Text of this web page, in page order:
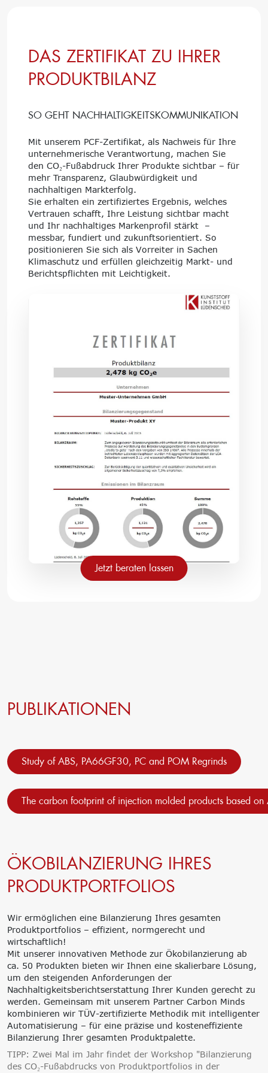
DAS ZERTIFIKAT ZU IHRER
PRODUKTBILANZ
SO GEHT NACHHALTIGKEITSKOMMUNIKATION
Mit unserem PCF-Zertifikat, als Nachweis für Ihre
unternehmerische Verantwortung, machen Sie
den CO₂-Fußabdruck Ihrer Produkte sichtbar – für
mehr Transparenz, Glaubwürdigkeit und
nachhaltigen Markterfolg.
Sie erhalten ein zertifiziertes Ergebnis, welches
Vertrauen schafft, Ihre Leistung sichtbar macht
und Ihr nachhaltiges Markenprofil stärkt –
messbar, fundiert und zukunftsorientiert. So
positionieren Sie sich als Vorreiter in Sachen
Klimaschutz und erfüllen gleichzeitig Markt- und
Berichtspflichten mit Leichtigkeit.
Jetzt beraten lassen
PUBLIKATIONEN
Study of ABS, PA66GF30, PC and POM Regrinds
The carbon footprint of injection molded products based
ÖKOBILANZIERUNG IHRES
PRODUKTPORTFOLIOS
Wir ermöglichen eine Bilanzierung Ihres gesamten
Produktportfolios – effizient, normgerecht und
wirtschaftlich!
Mit unserer innovativen Methode zur Ökobilanzierung ab
ca. 50 Produkten bieten wir Ihnen eine skalierbare Lösung,
um den steigenden Anforderungen der
Nachhaltigkeitsberichtserstattung Ihrer Kunden gerecht zu
werden. Gemeinsam mit unserem Partner Carbon Minds
kombinieren wir TÜV-zertifizierte Methodik mit intelligenter
Automatisierung – für eine präzise und kosteneffiziente
Bilanzierung Ihrer gesamten Produktpalette.
TIPP: Zwei Mal im Jahr findet der Workshop "Bilanzierung
des CO₂-Fußabdrucks von Produktportfolios in der